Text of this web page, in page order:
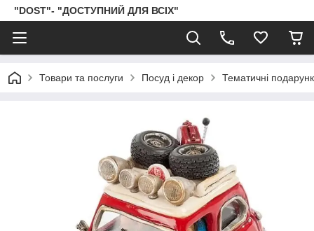
"DOST"- "ДОСТУПНИЙ ДЛЯ ВСІХ"
Товари та послуги Посуд і декор Тематичні